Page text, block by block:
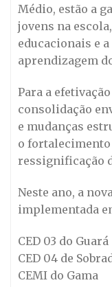
Médio, estão a
jovens na
educacionais e
aprendizagem
Para a
consolidação
e mudanças
o fortalecimento
ressignificação
Neste ano, a
implementada
CED 03 do Guará
CED 04 de
CEMI do Gama